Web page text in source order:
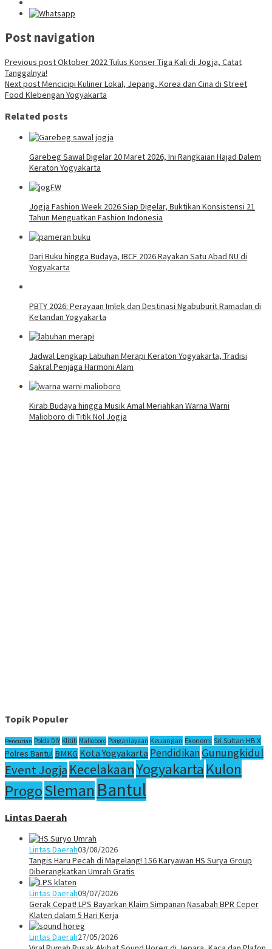
Post navigation
Previous postOktober 2022 Tulus Konser Tiga Kali di Jogja, Catat
Tanggalnya!
Next postMencicipi Kuliner Lokal, Jepang, Korea dan Cina di Street
Food Klebengan Yogyakarta
Related posts
Garebeg Sawal Digelar 20 Maret 2026, Ini Rangkaian Hajad Dalem
Keraton Yogyakarta
Jogja Fashion Week 2026 Siap Digelar, Buktikan Konsistensi 21
Tahun Menguatkan Fashion Indonesia
Dari Buku hingga Budaya, IBCF 2026 Rayakan Satu Abad NU di
Yogyakarta
PBTY 2026: Perayaan Imlek dan Destinasi Ngabuburit Ramadan di
Ketandan Yogyakarta
Jadwal Lengkap Labuhan Merapi Keraton Yogyakarta, Tradisi
Sakral Penjaga Harmoni Alam
Kirab Budaya hingga Musik Amal Meriahkan Warna Warni
Malioboro di Titik Nol Jogja
Topik Populer
Pencurian Polda DIY Klitih Malioboro Penganiayaan Keuangan Ekonomi Sri Sultan HB X
Polres Bantul BMKG Kota Yogyakarta PendidikanGunungkidul
Event Jogja KecelakaanYogyakarta Kulon
ProgoSleman Bantul
Lintas Daerah
Lintas Daerah03/08/2026
Tangis Haru Pecah di Magelang! 156 Karyawan HS Surya Group
Diberangkatkan Umrah Gratis
Lintas Daerah09/07/2026
Gerak Cepat! LPS Bayarkan Klaim Simpanan Nasabah BPR Ceper
Klaten dalam 5 Hari Kerja
Lintas Daerah27/05/2026